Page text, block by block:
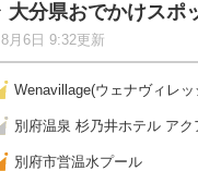
大分県おでかけスポ
8月6日 9:32更新
Wenavillage(ウェナヴィレッ
別府温泉 杉乃井ホテル アク
別府市営温水プール